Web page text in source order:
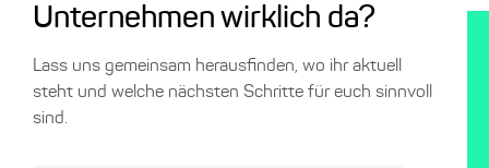
Unternehmen wirklich da?
Lass uns gemeinsam herausfinden, wo ihr aktuell
steht und welche nächsten Schritte für euch sinnvoll
sind.